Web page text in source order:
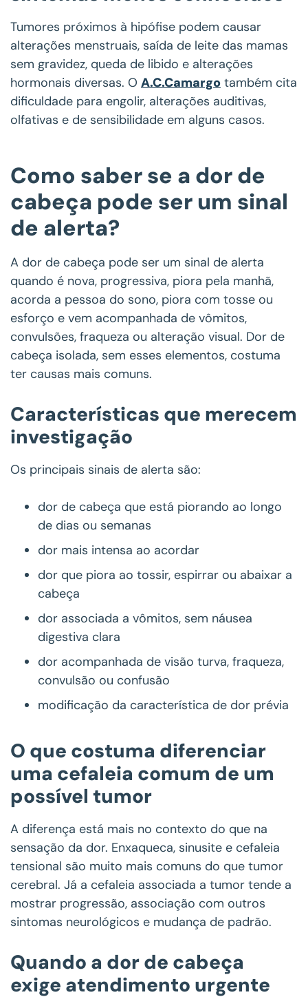
Tumores próximos à hipófise podem causar
alterações menstruais, saída de leite das mamas
sem gravidez, queda de libido e alterações
hormonais diversas. O A.C.Camargo também cita
dificuldade para engolir, alterações auditivas,
olfativas e de sensibilidade em alguns casos.
Como saber se a dor de
cabeça pode ser um sinal
de alerta?
A dor de cabeça pode ser um sinal de alerta
quando é nova, progressiva, piora pela manhã,
acorda a pessoa do sono, piora com tosse ou
esforço e vem acompanhada de vômitos,
convulsões, fraqueza ou alteração visual. Dor de
cabeça isolada, sem esses elementos, costuma
ter causas mais comuns.
Características que merecem
investigação
Os principais sinais de alerta são:
dor de cabeça que está piorando ao longo
de dias ou semanas
dor mais intensa ao acordar
dor que piora ao tossir, espirrar ou abaixar a
cabeça
dor associada a vômitos, sem náusea
digestiva clara
dor acompanhada de visão turva, fraqueza,
convulsão ou confusão
modificação da característica de dor prévia
O que costuma diferenciar
uma cefaleia comum de um
possível tumor
A diferença está mais no contexto do que na
sensação da dor. Enxaqueca, sinusite e cefaleia
tensional são muito mais comuns do que tumor
cerebral. Já a cefaleia associada a tumor tende a
mostrar progressão, associação com outros
sintomas neurológicos e mudança de padrão.
Quando a dor de cabeça
exige atendimento urgente